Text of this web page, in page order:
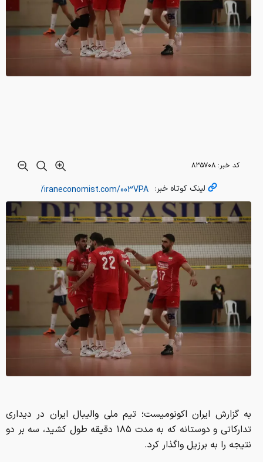
کد خبر: ۸۳۵۷۰۸
لینک کوتاه خبر:
به گزارش ایران اکونومیست؛ تیم ملی والیبال ایران در دیداری
تدارکاتی و دوستانه که به مدت ۱۸۵ دقیقه طول کشید، سه بر دو
نتیجه را به برزیل واگذار کرد.